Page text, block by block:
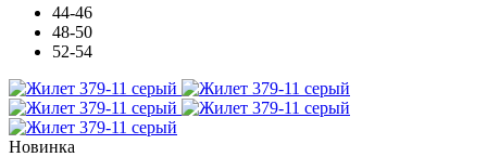
44-46
48-50
52-54
Новинка